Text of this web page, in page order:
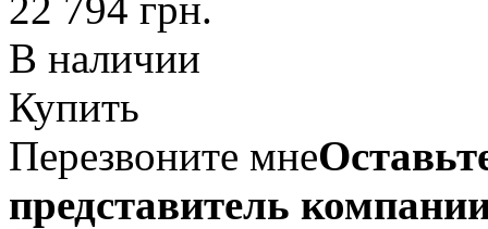
В наличии
Купить
Перезвоните мне
представитель